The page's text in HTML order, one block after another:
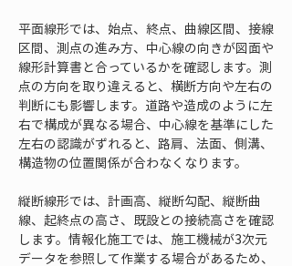
平面線形では、始点、終点、曲線区間、接線
区間、測点の進み方、中心線の向きが図面や
線形計算書と合っているかを確認します。測
点の方向を取り違えると、横断方向や左右の
判断にも影響します。道路や造成のように左
右で構成が異なる場合、中心線を基準にした
左右の認識がずれると、路肩、法面、側溝、
構造物の位置関係が合わなくなります。
縦断線形では、計画高、縦断勾配、縦断曲
線、起終点の高さ、既設との接続高さを確認
します。情報化施工では、施工機械が3次元
データを参照して作業する場合があるため、